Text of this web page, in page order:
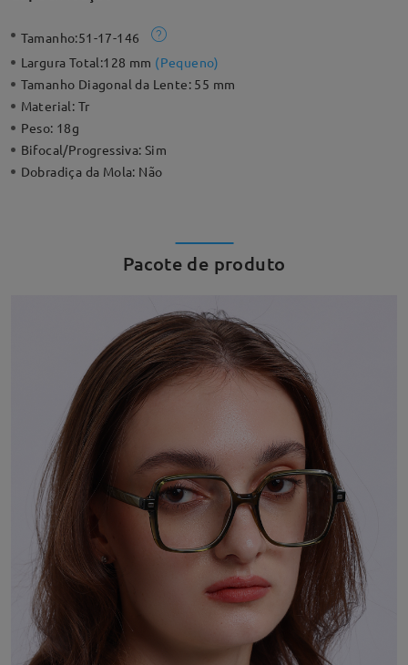
Tamanho:51-17-146
Largura Total:128 mm (Pequeno)
Tamanho Diagonal da Lente: 55 mm
Material: Tr
Peso: 18g
Bifocal/Progressiva:Sim
Dobradiça da Mola: Não
Pacote de produto